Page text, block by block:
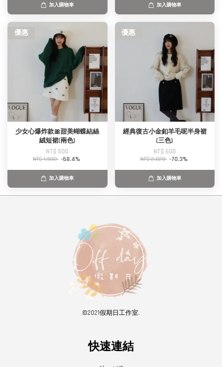
加入購物車 加入購物車
優惠
少女心爆炸款🎀甜美蝴蝶結絲
絨短裙(兩色)
NT$ 500
NT$ 1,580 -68.4%
加入購物車
優惠
經典復古小金釦羊毛呢半身裙
(三色)
NT$ 600
NT$ 2,020 -70.3%
加入購物車
©2021假期日工作室.
快速連結